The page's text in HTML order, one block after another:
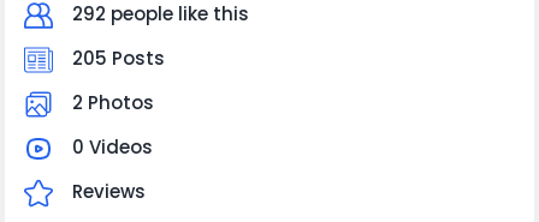
292 people like this
205 Posts
2 Photos
0 Videos
Reviews